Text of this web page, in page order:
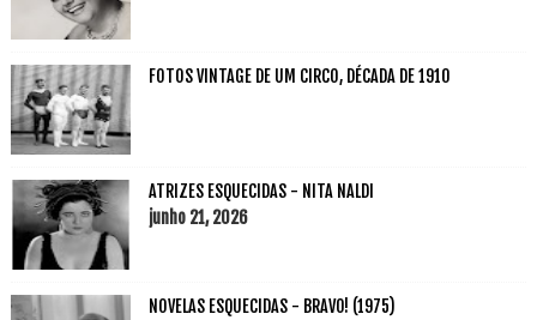
FOTOS VINTAGE DE UM CIRCO, DÉCADA DE 1910
ATRIZES ESQUECIDAS - NITA NALDI
junho 21, 2026
NOVELAS ESQUECIDAS - BRAVO! (1975)